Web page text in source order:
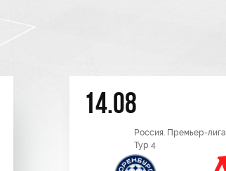
14.08
Россия. Премьер-лига
Тур 4